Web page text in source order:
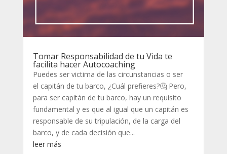
Tomar Responsabilidad de tu Vida te
facilita hacer Autocoaching
Puedes ser victima de las circunstancias o ser
el capitán de tu barco, ¿Cuál prefieres?🤔 Pero,
para ser capitán de tu barco, hay un requisito
fundamental y es que al igual que un capitán es
responsable de su tripulación, de la carga del
barco, y de cada decisión que...
leer más